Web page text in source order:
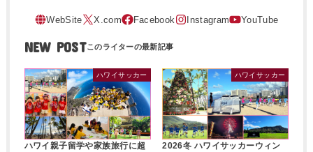
NEW POST
ハワイサッカー
ハワイ親子留学や家族旅行に超
ハワイサッカー
2026冬 ハワイサッカーウィン